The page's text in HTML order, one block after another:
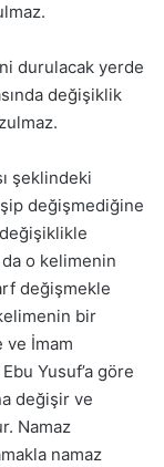
durulacak yerde
değişiklik
şeklindeki
değişmediğine
da o kelimenin
değişmekle
bir
ve İmam
Yusuf’a göre
değişir ve
Namaz
namaz